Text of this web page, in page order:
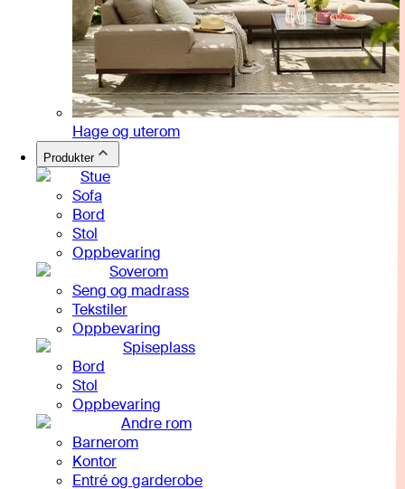
Hage og uterom
Produkter
Stue
Sofa
Bord
Stol
Oppbevaring
Soverom
Seng og madrass
Tekstiler
Oppbevaring
Spiseplass
Bord
Stol
Oppbevaring
Andre rom
Barnerom
Kontor
Entré og garderobe